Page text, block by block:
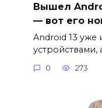
Вышел
— вот его
Android 13 уже
устройствами,
0 273